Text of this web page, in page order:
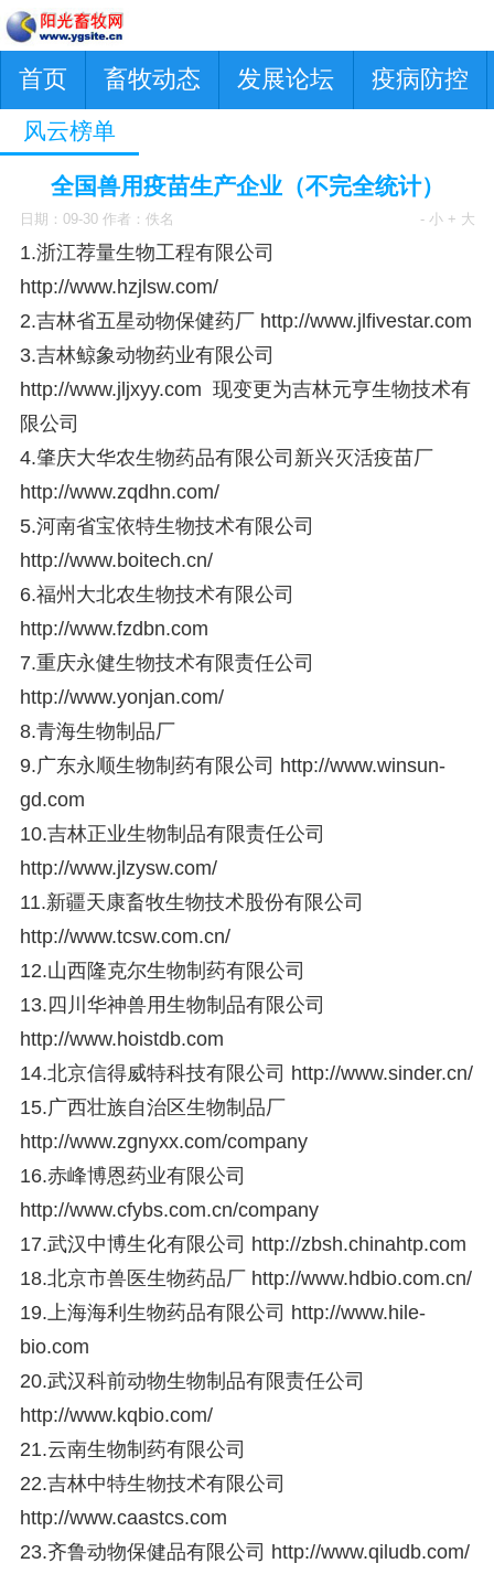
首页 畜牧动态 发展论坛 疫病防控
风云榜单
全国兽用疫苗生产企业（不完全统计）
日期：09-30 作者：佚名 - 小 + 大
1.浙江荐量生物工程有限公司
http://www.hzjlsw.com/
2.吉林省五星动物保健药厂 http://www.jlfivestar.com
3.吉林鲸象动物药业有限公司
http://www.jljxyy.com 现变更为吉林元亨生物技术有
限公司
4.肇庆大华农生物药品有限公司新兴灭活疫苗厂
http://www.zqdhn.com/
5.河南省宝依特生物技术有限公司
http://www.boitech.cn/
6.福州大北农生物技术有限公司
http://www.fzdbn.com
7.重庆永健生物技术有限责任公司
http://www.yonjan.com/
8.青海生物制品厂
9.广东永顺生物制药有限公司
http://www.winsun-
gd.com
10.吉林正业生物制品有限责任公司
http://www.jlzysw.com/
11.新疆天康畜牧生物技术股份有限公司
http://www.tcsw.com.cn/
12.山西隆克尔生物制药有限公司
13.四川华神兽用生物制品有限公司
http://www.hoistdb.com
14.北京信得威特科技有限公司
http://www.sinder.cn/
15.广西壮族自治区生物制品厂
http://www.zgnyxx.com/company
16.赤峰博恩药业有限公司
http://www.cfybs.com.cn/company
17.武汉中博生化有限公司
http://zbsh.chinahtp.com
18.北京市兽医生物药品厂 http://www.hdbio.com.cn/
19.上海海利生物药品有限公司
http://www.hile-
bio.com
20.武汉科前动物生物制品有限责任公司
http://www.kqbio.com/
21.云南生物制药有限公司
22.吉林中特生物技术有限公司
http://www.caastcs.com
23.齐鲁动物保健品有限公司
http://www.qiludb.com/